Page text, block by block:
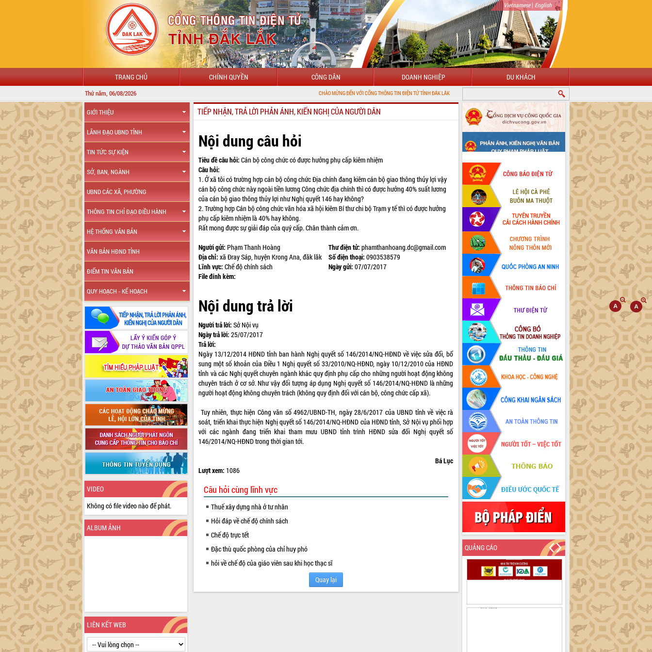
Vietnamese| English
TRANG CHỦ CHÍNH QUYỀN CÔNG DÂN DOANH NGHIỆP DU KHÁCH
Thứ năm, 06/08/2026 CHÀO MỪNG ĐẾN VỚI CỔNG THÔNG TIN ĐIỆN TỬ TỈNH ĐẮK LẮK
GIỚI THIỆU
LÃNH ĐẠO UBND TỈNH
TIN TỨC SỰ KIỆN
SỞ, BAN, NGÀNH
UBND CÁC XÃ, PHƯỜNG
THÔNG TIN CHỈ ĐẠO ĐIỀU HÀNH
HỆ THỐNG VĂN BẢN
VĂN BẢN HĐND TỈNH
ĐIỂM TIN VĂN BẢN
QUY HOẠCH - KẾ HOẠCH
VIDEO
Không có file video nào để phát.
ALBUM ẢNH
LIÊN KẾT WEB
TIẾP NHẬN, TRẢ LỜI PHẢN ÁNH, KIẾN NGHỊ CỦA NGƯỜI DÂN
Nội dung câu hỏi
Tiêu đề câu hỏi:Cán bộ công chức có được hưởng phụ cấp kiêm nhiệm
Câu hỏi:
1. Ở xã tôi có trường hợp cán bộ công chức Địa chính đang kiêm cán bộ giao thông thủy lợi vậy
cán bộ công chức này ngoài tiền lương Công chức địa chính thì có được hưởng 40% suất lương
của cán bộ giao thông thủy lợi như Nghị quyết 146 hay không?
2. Trường hợp Cán bộ công chức văn hóa xã hội kiêm Bí thư chi bộ Trạm y tế thì có được hưởng
phụ cấp kiêm nhiệm là 40% hay không.
Rất mong được sự giải đáp của quý cấp. Chân thành cảm ơn.
Người gửi: Phạm Thanh Hoàng Thư điện tử:phamthanhoang.dc@gmail.com
Địa chỉ:xã Đray Sáp, huyện Krong Ana, đăk lăk Số điện thoại:0903538579
Lĩnh vực:Chế độ chính sách Ngày gửi:07/07/2017
File đính kèm:
Nội dung trả lời
Người trả lời:Sở Nội vụ
Ngày trả lời:25/07/2017
Trả lời:
Ngày 13/12/2014 HĐND tỉnh ban hành Nghị quyết số 146/2014/NQ-HĐND về việc sửa đổi, bổ
sung một số khoản của Điều 1 Nghị quyết số 33/2010/NQ-HĐND, ngày 10/12/2010 của HĐND
tỉnh và các Nghị quyết chuyên ngành khác quy định phụ cấp cho những người hoạt động không
chuyên trách ở cơ sở. Như vậy đối tượng áp dụng Nghị quyết số 146/2014/NQ-HĐND là những
người hoạt động không chuyên trách (không quy định đối với cán bộ, công chức cấp xã).
Tuy nhiên, thực hiện Công văn số 4962/UBND-TH, ngày 28/6/2017 của UBND tỉnh về việc rà
soát, triển khai thực hiện Nghị quyết số 146/2014/NQ-HĐND của HĐND tỉnh, Sở Nội vụ phối hợp
với các ngành đang triển khai tham mưu UBND tỉnh trình HĐND sửa đổi Nghị quyết số
146/2014/NQ-HĐND trong thời gian tới.
Bá Lục
Lượt xem: 1086
Câu hỏi cùng lĩnh vực
Thuế xây dựng nhà ở tư nhân
Hỏi đáp về chế độ chính sách
Chế độ trực tết
Đặc thù quốc phòng của chỉ huy phó
hỏi về chế độ của giáo viên sau khi học thạc sĩ
Quay lại
QUẢNG CÁO